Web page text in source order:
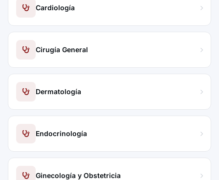
Cardiología
Cirugía General
Dermatología
Endocrinología
Ginecología y Obstetricia